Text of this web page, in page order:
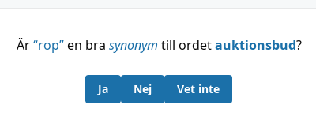
Är“rop”en bra synonym till ordetauktionsbud?
Ja Nej Vet inte